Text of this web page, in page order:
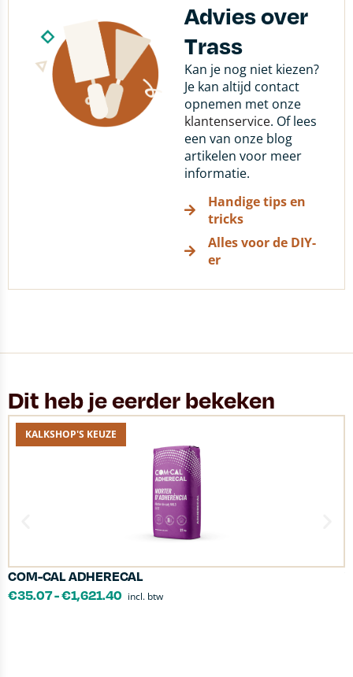
Advies over
Trass
Kan je nog niet kiezen?
Je kan altijd contact
opnemen met onze
klantenservice. Of lees
een van onze blog
artikelen voor meer
informatie.
Handige tips en
tricks
Alles voor de DIY-
er
Dit heb je eerder bekeken
KALKSHOP'S KEUZE
COM-CAL ADHERECAL
€35.07-€1,621.40 incl. btw